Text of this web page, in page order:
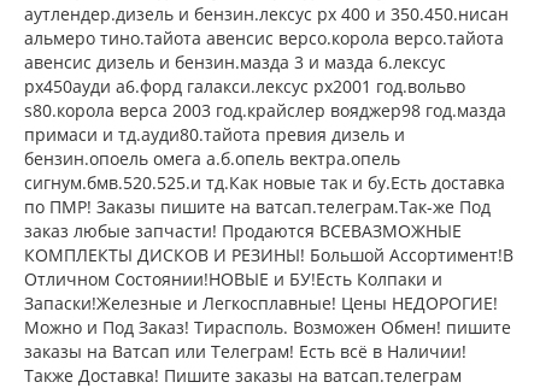
аутлендер.дизель и бензин.лексус рх 400 и 350.450.нисан
альмеро тино.тайота авенсис версо.корола версо.тайота
авенсис дизель и бензин.мазда 3 и мазда 6.лексус
рх450ауди а6.форд галакси.лексус рх2001 год.вольво
s80.корола верса 2003 год.крайслер вояджер98 год.мазда
примаси и тд.ауди80.тайота превия дизель и
бензин.опоель омега а.б.опель вектра.опель
сигнум.бмв.520.525.и тд.Как новые так и бу.Есть доставка
по ПМР! Заказы пишите на ватсап.телеграм.Так-же Под
заказ любые запчасти! Продаются ВСЕВАЗМОЖНЫЕ
КОМПЛЕКТЫ ДИСКОВ И РЕЗИНЫ! Большой Ассортимент!В
Отличном Состоянии!НОВЫЕ и БУ!Есть Колпаки и
Запаски!Железные и Легкосплавные! Цены НЕДОРОГИЕ!
Можно и Под Заказ! Тирасполь. Возможен Обмен! пишите
заказы на Ватсап или Телеграм! Есть всё в Наличии!
Также Доставка! Пишите заказы на ватсап.телеграм